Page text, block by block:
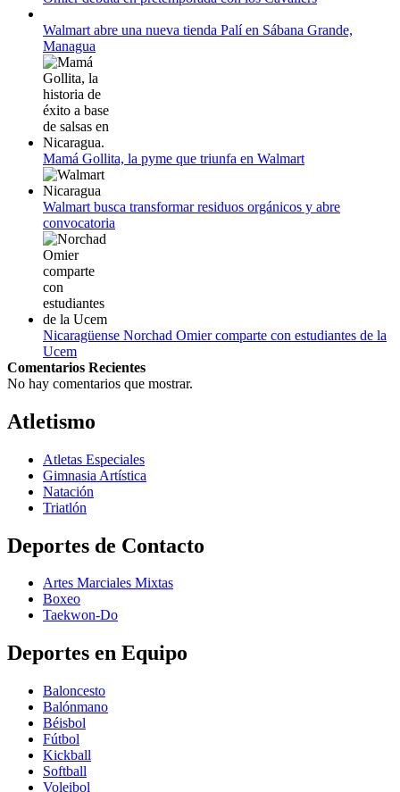
12 de agosto:
Empieza La Liga 2022-2023
Walmart abre una nueva tienda Palí en Sábana Grande,
Managua
Mamá Gollita, la pyme que triunfa en Walmart
Walmart busca transformar residuos orgánicos y abre
convocatoria
Nicaragüense Norchad Omier comparte con estudiantes de la
Ucem
Comentarios Recientes
No hay comentarios que mostrar.
Atletismo
Atletas Especiales
Gimnasia Artística
Natación​
Triatlón​
Deportes de Contacto
Artes Marciales Mixtas
Boxeo
Taekwon-Do
Deportes en Equipo
Baloncesto
Balónmano
Béisbol
Fútbol
Kickball​
Softball​
Voleibol​